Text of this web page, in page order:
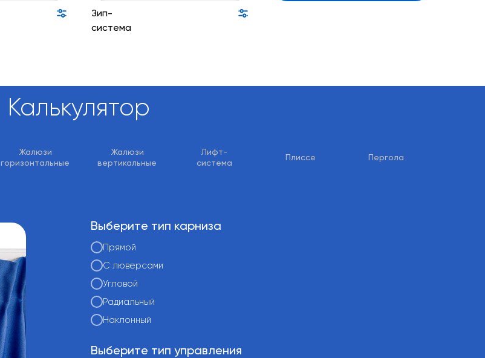
Зип-
система
Калькулятор
Жалюзи
горизонтальные
Жалюзи
вертикальные
Лифт-
система
Плиссе Пергола
Выберите тип карниза
Прямой
С люверсами
Угловой
Радиальный
Наклонный
Выберите тип управления